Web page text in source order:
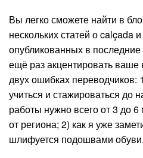
Вы легко сможете найти в
нескольких статей о calçada
опубликованных в
ещё раз акцентировать
двух ошибках переводчиков:
учиться и стажироваться до
работы нужно всего от 3 до
от региона; 2) как я уже
шлифуется подошвами